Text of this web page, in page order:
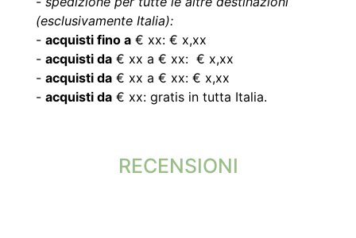
(esclusivamente Italia):
- acquisti fino a € xx: € x,xx
- acquisti da € xx a € xx: € x,xx
- acquisti da € xx a € xx: € x,xx
- acquisti da € xx: gratis in tutta Italia.
RECENSIONI